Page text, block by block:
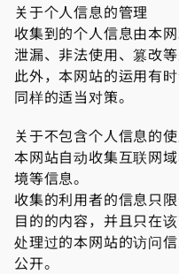
关于个人信息的管理
收集到的个人信息由本
泄漏、非法使用、篡改等
此外，本网站的运用有
同样的适当对策。
关于不包含个人信息的
本网站自动收集互联网
境等信息。
收集的利用者的信息只
目的的内容，并且只在
处理过的本网站的访问
公开。